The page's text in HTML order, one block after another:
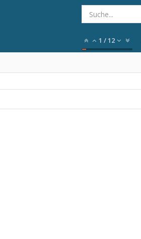
1 /12